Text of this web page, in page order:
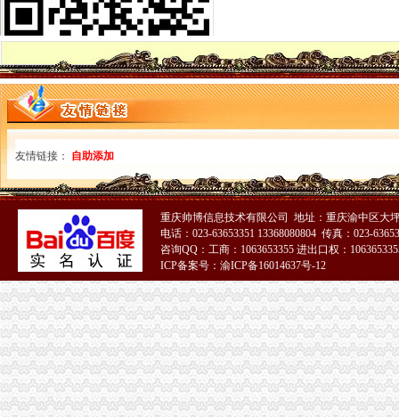
巴南局“坚持三个结合”重庆公司注销“推行三个优先”提升商品质量检测工作效能
市重庆公司注销工商局召开我市工商系统电子商务监管座谈会
渝中局重庆代理记账召开造食品安全放心消费和诚信经营娱乐场所新闻发布会
巫山局重庆进出口权五项措施加政务信息和外宣工作
荣昌局重庆发票申请四举措建立健全信息发布公开机制
高新园局四措并举确保“商标品牌建设年”重庆代理报税有实效
綦江局三项措施解决群众映集贸市重庆财务公司场短斤少两问题初见成效
垫江局重庆代理记账全力维护蚕茧收购秩序保护农民利益
奉节局着力于“三支持，三到位”重庆发票申请全力服务县域经济发展
巫溪城厢二所“三结合”重庆代理记账开展户外广告专项整
酉局与县环保局建立行之有效的重庆代理记账工作协作机制
永川局建立企业商标注册、使用及管理“一示、一议、一”重庆公司注销制度
丰都局“五严”重庆分公司注册措施维护蚕茧收购市场秩序
市重庆发票申请工商局召开我市工商系统电子商务监管座谈会
涪陵局重庆进出口权与农业局联合出台措施规范农民专业合作社登记工作
经检总队大力开展理商业贿赂专项工作成效明显
重庆市重庆发票申请工商系统电子商务监管座谈会在渝中分局召开
大足局重庆发票申请大力加信息公开工作
垫江局重庆分公司注册开展奥林匹克专用标志保护效果明显
市重庆发票申请局发出通知止利用震救灾名义发布商业广告
市重庆发票申请局12315综合指挥调度中心5月份受理况
璧山局积贯彻周伯华局长视察该局时提出的重庆代理记账工作要求
友情链接： 自助添加
重庆帅博信息技术有限公司 地址：重庆渝中区大
电话：023-63653351 13368080804 传真：023-
咨询QQ：工商：1063653355 进出口权：
ICP备案号：渝ICP备16014637号-12